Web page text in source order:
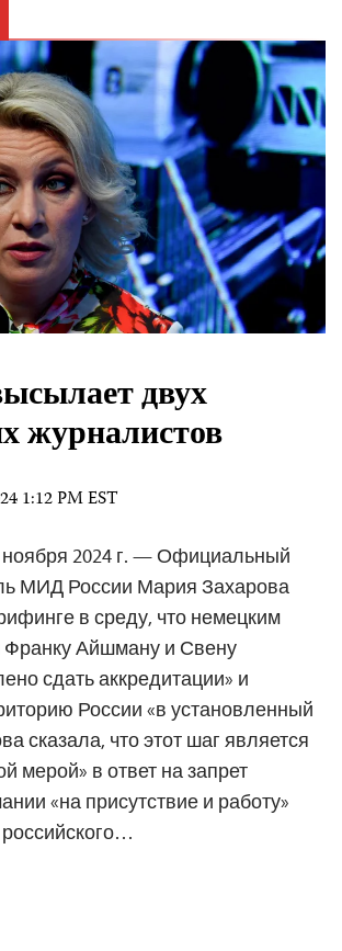
двух
журналистов
1:12 PM EST
2024 г. — Официальный
МИД России Мария Захарова
в среду, что немецким
Айшману и Свену
сдать аккредитации» и
России «в установленный
сказала, что этот шаг является
мерой» в ответ на запрет
«на присутствие и работу»